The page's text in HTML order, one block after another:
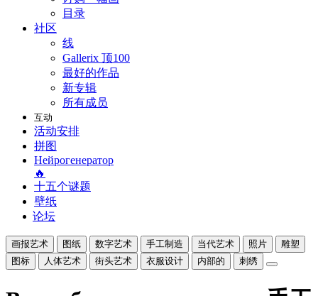
目录
社区
线
Gallerix 顶100
最好的作品
新专辑
所有成员
互动
活动安排
拼图
Нейрогенератор
🔥
十五个谜题
壁纸
论坛
画报艺术 图纸 数字艺术 手工制造 当代艺术 照片
雕塑
图标
人体艺术 街头艺术 衣服设计 内部的 刺绣